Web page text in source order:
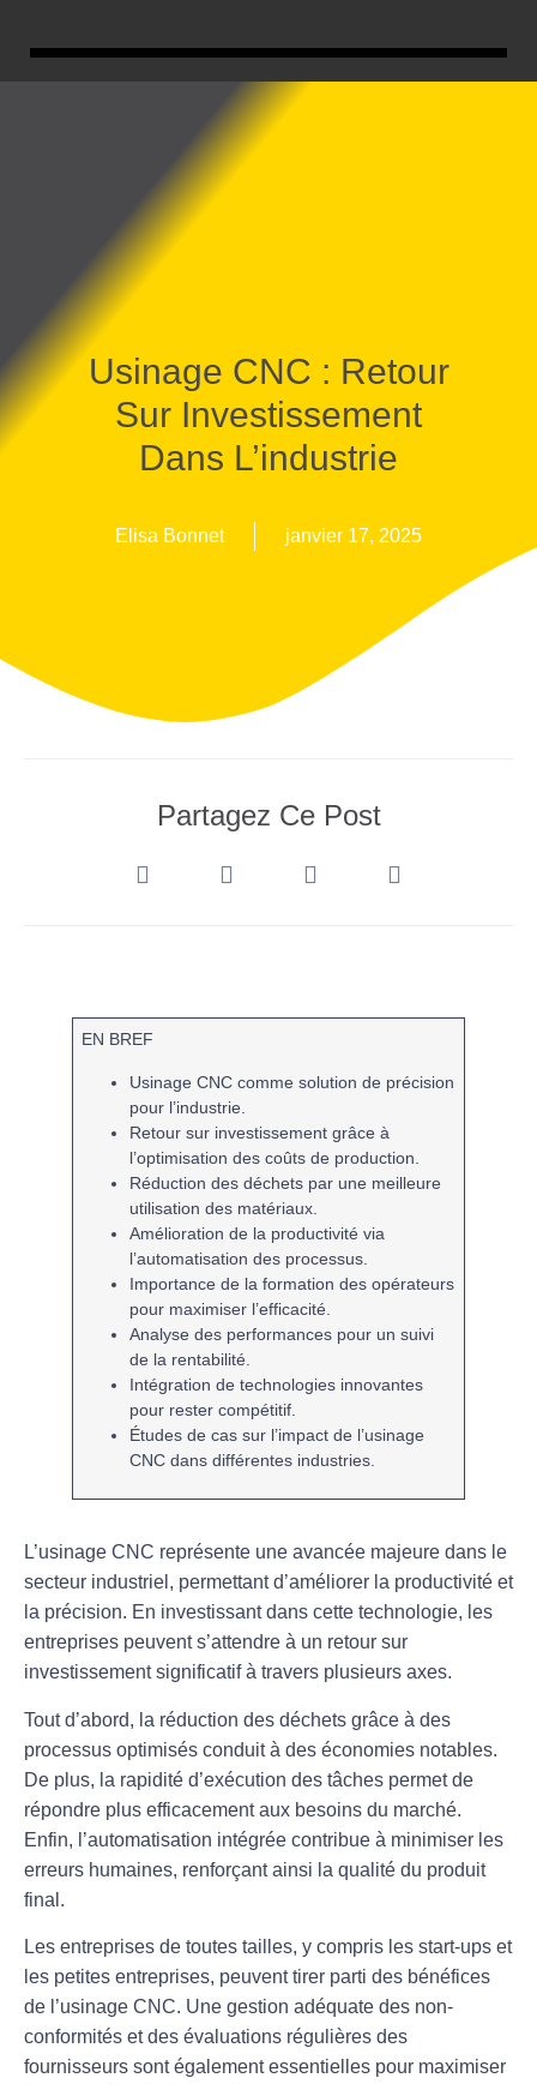
Usinage CNC : Retour
Sur Investissement
Dans L’industrie
Elisa Bonnet janvier 17, 2025
Partagez Ce Post
EN BREF
Usinage CNC comme solution de précision
pour l’industrie.
Retour sur investissement grâce à
l’optimisation des coûts de production.
Réduction desdéchets par une meilleure
utilisation des matériaux.
Amélioration de la productivité via
l’automatisation des processus.
Importance de laformation des opérateurs
pour maximiser l’efficacité.
Analyse des performances pour un suivi
de la rentabilité.
Intégration de technologies innovantes
pour rester compétitif.
Études de cas sur l’impact de l’usinage
CNC dans différentes industries.
L’usinage CNC représente une avancée majeure dans le
secteur industriel, permettant d’améliorer la productivité et
la précision. En investissant dans cette technologie, les
entreprises peuvent s’attendre à un retour sur
investissementsignificatif à travers plusieurs axes.
Tout d’abord, la réduction des déchets grâce à des
processus optimisés conduit à des économies notables.
De plus, la rapidité d’exécution des tâches permet de
répondre plus efficacement aux besoins du marché.
Enfin, l’automatisation intégrée contribue à minimiser les
erreurs humaines, renforçant ainsi la qualité du produit
final.
Les entreprises de toutes tailles, y compris les start-ups et
les petites entreprises, peuvent tirer parti des bénéfices
de l’usinage CNC. Une gestion adéquate des non-
conformités et des évaluations régulières des
fournisseurs sont également essentielles pour maximiser